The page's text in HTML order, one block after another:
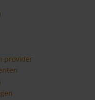
provider